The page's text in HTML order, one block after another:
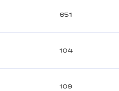
651
104
109